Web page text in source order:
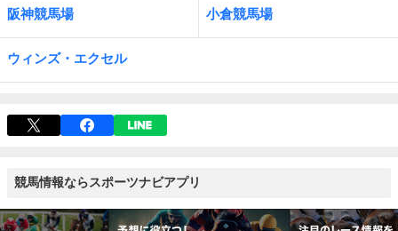
阪神競馬場 小倉競馬場
ウィンズ・エクセル
競馬情報ならスポーツナビアプリ